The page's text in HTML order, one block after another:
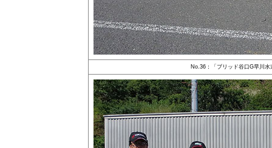
No.36：「ブリッド谷口G早川